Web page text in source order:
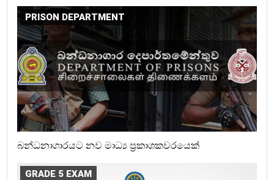
PRISON DEPARTMENT
බන්ධනාගාරයට නව මාධ්‍ය ප්‍රකාශකවරයෙක්
GRADE 5 EXAM